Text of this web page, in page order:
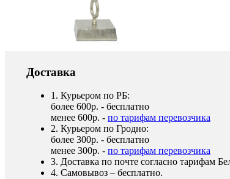
Доставка
1. Курьером по РБ:
более 600р. - бесплатно
менее 600р. - по тарифам перевозчика
2. Курьером по Гродно:
более 300р. - бесплатно
менее 300р. - по тарифам перевозчика
3. Доставка по почте согласно тарифам
4. Самовывоз – бесплатно.